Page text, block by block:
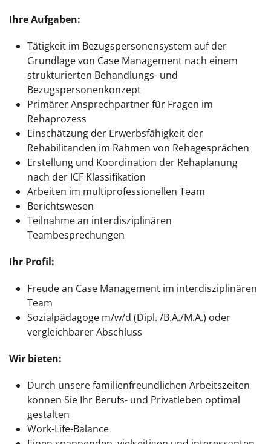
Ihre Aufgaben:
Tätigkeit im Bezugspersonensystem auf der
Grundlage von Case Management nach einem
strukturierten Behandlungs- und
Bezugspersonenkonzept
Primärer Ansprechpartner für Fragen im
Rehaprozess
Einschätzung der Erwerbsfähigkeit der
Rehabilitanden im Rahmen von Rehagesprächen
Erstellung und Koordination der Rehaplanung
nach der ICF Klassifikation
Arbeiten im multiprofessionellen Team
Berichtswesen
Teilnahme an interdisziplinären
Teambesprechungen
Ihr Profil:
Freude an Case Management im interdisziplinären
Team
Sozialpädagoge m/w/d (Dipl. /B.A./M.A.) oder
vergleichbarer Abschluss
Wir bieten:
Durch unsere familienfreundlichen Arbeitszeiten
können Sie Ihr Berufs- und Privatleben optimal
gestalten
Work-Life-Balance